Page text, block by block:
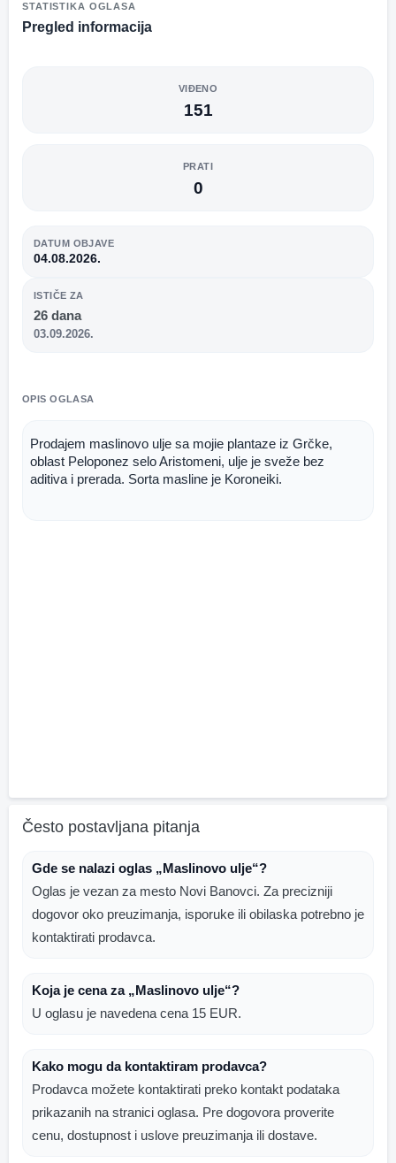
STATISTIKA OGLASA
Pregled informacija
VIĐENO
151
PRATI
0
DATUM OBJAVE
04.08.2026.
ISTIČE ZA
26 dana
03.09.2026.
OPIS OGLASA
Prodajem maslinovo ulje sa mojie plantaze iz Grčke,
oblast Peloponez selo Aristomeni, ulje je sveže bez
aditiva i prerada. Sorta masline je Koroneiki.
Često postavljana pitanja
Gde se nalazi oglas „Maslinovo ulje“?
Oglas je vezan za mesto Novi Banovci. Za precizniji
dogovor oko preuzimanja, isporuke ili obilaska potrebno je
kontaktirati prodavca.
Koja je cena za „Maslinovo ulje“?
U oglasu je navedena cena 15 EUR.
Kako mogu da kontaktiram prodavca?
Prodavca možete kontaktirati preko kontakt podataka
prikazanih na stranici oglasa. Pre dogovora proverite
cenu, dostupnost i uslove preuzimanja ili dostave.